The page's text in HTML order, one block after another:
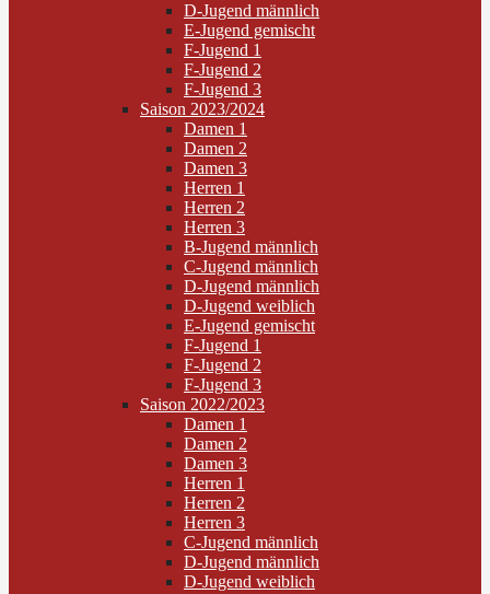
D-Jugend männlich
E-Jugend gemischt
F-Jugend 1
F-Jugend 2
F-Jugend 3
Saison 2023/2024
Damen 1
Damen 2
Damen 3
Herren 1
Herren 2
Herren 3
B-Jugend männlich
C-Jugend männlich
D-Jugend männlich
D-Jugend weiblich
E-Jugend gemischt
F-Jugend 1
F-Jugend 2
F-Jugend 3
Saison 2022/2023
Damen 1
Damen 2
Damen 3
Herren 1
Herren 2
Herren 3
C-Jugend männlich
D-Jugend männlich
D-Jugend weiblich